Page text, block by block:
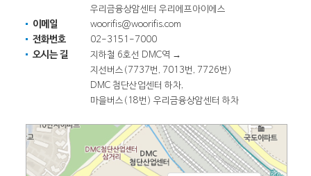
우리금융상암센터 우리에프아이에스
이메일 woorifis@woorifis.com
전화번호 02-3151-7000
오시는 길
지하철 6호선 DMC역 →
지선버스(7737번, 7013번, 7726번)
DMC 첨단산업센터 하차,
마을버스(18번) 우리금융상암센터 하차